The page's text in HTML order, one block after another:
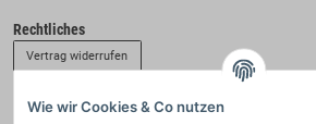
Rechtliches
Vertrag widerrufen
Wie wir Cookies & Co nutzen